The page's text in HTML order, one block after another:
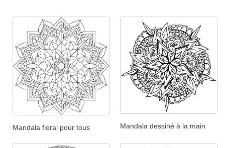
Mandala floral pour tous Mandala dessiné à la main